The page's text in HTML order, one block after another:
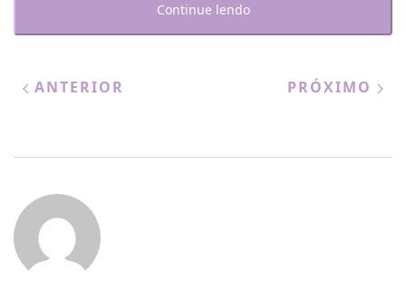
Continue lendo
ANTERIOR PRÓXIMO